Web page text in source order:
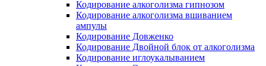
Кодирование алкоголизма гипнозом
Кодирование алкоголизма вшиванием
ампулы
Кодирование Довженко
Кодирование Двойной блок от алкоголизма
Кодирование иглоукалыванием